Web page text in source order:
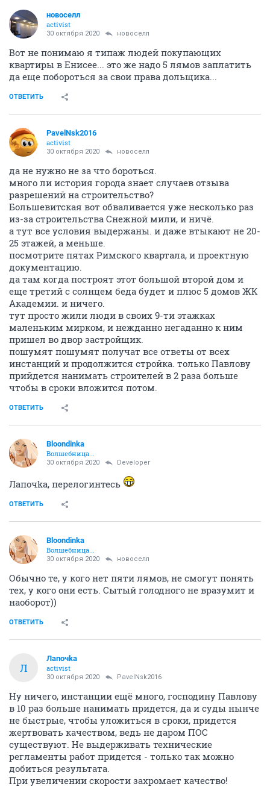
новоселл
activist
30 октября 2020 новоселл
Вот не понимаю я типаж людей покупающих
квартиры в Енисее... это же надо 5 лямов заплатить
да еще побороться за свои права дольщика...
ОТВЕТИТЬ
PavelNsk2016
activist
30 октября 2020 новоселл
да не нужно не за что бороться.
много ли история города знает случаев отзыва
разрешений на строительство?
Большевитская вот обваливается уже несколько раз
из-за строительства Снежной мили, и ничё.
а тут все условия выдержаны. и даже втыкают не 20-
25 этажей, а меньше.
посмотрите пятах Римского квартала, и проектную
документацию.
да там когда построят этот большой второй дом и
еще третий с солнцем беда будет и плюс 5 домов ЖК
Академии. и ничего.
тут просто жили люди в своих 9-ти этажках
маленьким мирком, и нежданно негаданно к ним
пришел во двор застройщик.
пошумят пошумят получат все ответы от всех
инстанций и продолжится стройка. только Павлову
прийдется нанимать строителей в 2 раза больше
чтобы в сроки вложится потом.
ОТВЕТИТЬ
Bloondinka
Волшебница...
30 октября 2020 Developer
Лапочka, перелогинтесь
ОТВЕТИТЬ
Bloondinka
Волшебница...
30 октября 2020 новоселл
Обычно те, у кого нет пяти лямов, не смогут понять
тех, у кого они есть. Сытый голодного не вразумит и
наоборот))
ОТВЕТИТЬ
Л
Лапочkа
activist
30 октября 2020 PavelNsk2016
Ну ничего, инстанции ещё много, господину Павлову
в 10 раз больше нанимать придется, да и суды нынче
не быстрые, чтобы уложиться в сроки, придется
жертвовать качеством, ведь не даром ПОС
существуют. Не выдерживать технические
регламенты работ придется - только так можно
добиться результата.
При увеличении скорости захромает качество!